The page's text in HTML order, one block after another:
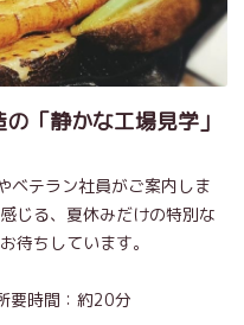
「静かな工場見学」
ベテラン社員がご案内しま
じる、夏休みだけの特別な
待ちしています。
時間：約20分